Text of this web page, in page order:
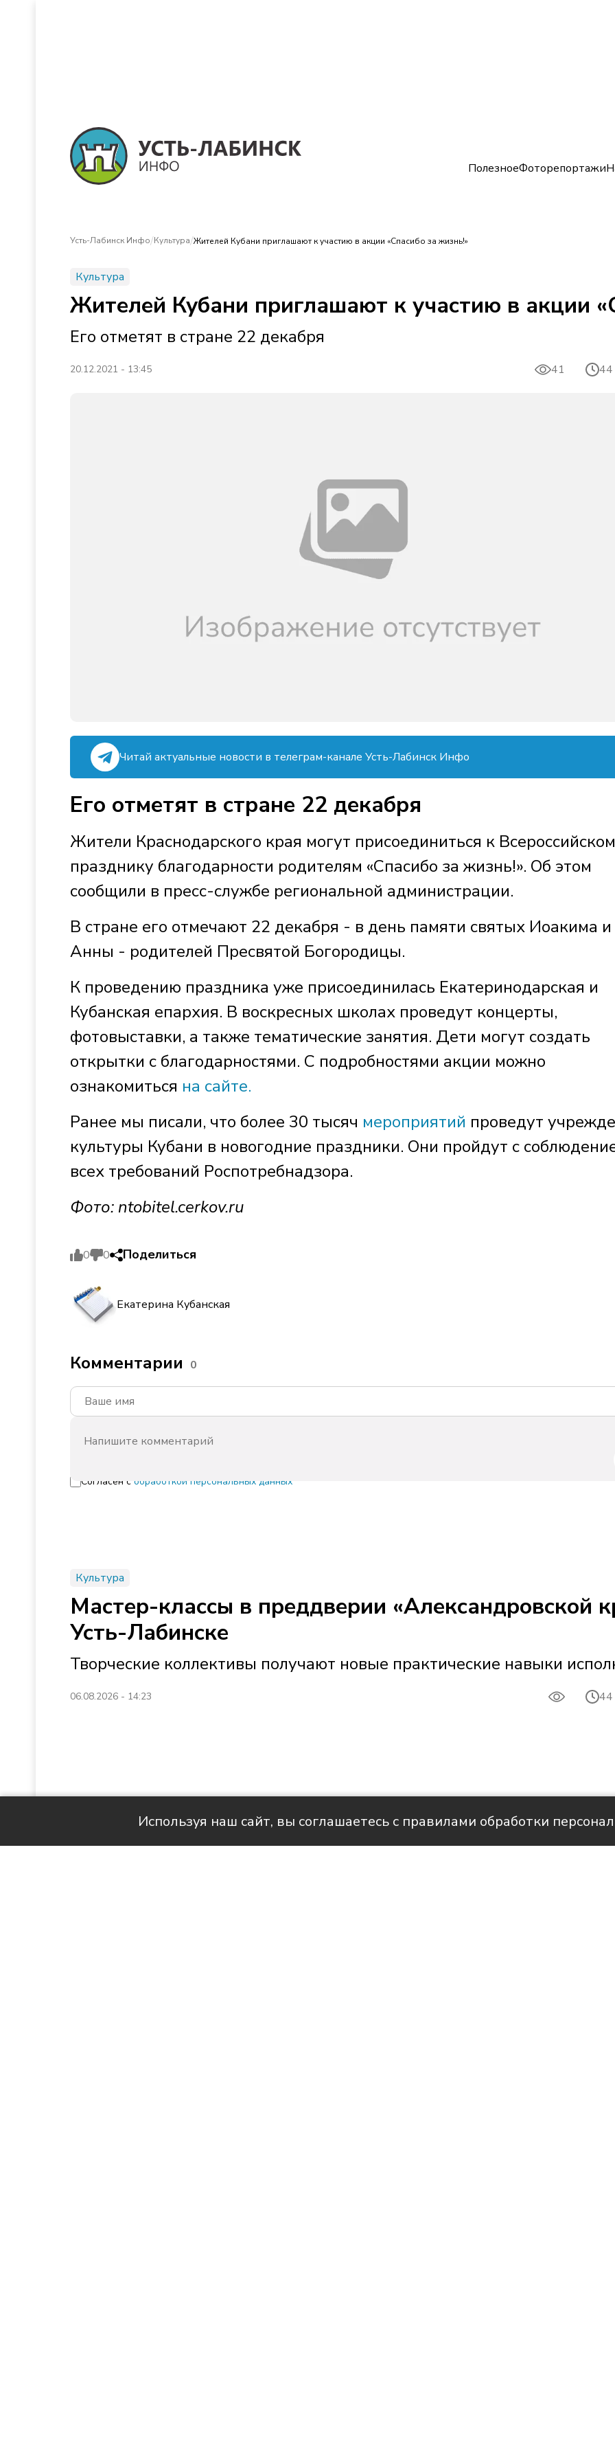
ПолезноеФоторепортажи
Усть-Лабинск Инфо/Культура/Жителей Кубани приглашают к участию в акции «Спасибо за жизнь!»
Культура
Жителей Кубани приглашают к участию в акции
Его отметят в стране 22 декабря
20.12.2021 - 13:45 41 44
Читай актуальные новости в телеграм-канале Усть-Лабинск Инфо
Его отметят в стране 22 декабря
Жители Краснодарского края могут присоединиться к
празднику благодарности родителям «Спасибо за жизнь!». Об этом
сообщили в пресс-службе региональной администрации.
В стране его отмечают 22 декабря - в день памяти святых Иоакима и
Анны - родителей Пресвятой Богородицы.
К проведению праздника уже присоединилась Екатеринодарская и
Кубанская епархия. В воскресных школах проведут концерты,
фотовыставки, а также тематические занятия. Дети могут создать
открытки с благодарностями. С подробностями акции можно
ознакомиться на сайте.
Ранее мы писали, что более 30 тысяч мероприятий проведут
культуры Кубани в новогодние праздники. Они пройдут с
всех требований Роспотребнадзора.
Фото: ntobitel.cerkov.ru
0 0 Поделиться
Екатерина Кубанская
Комментарии 0
Согласен с обработкой персональных данных
Культура
Мастер-классы в преддверии «Александровской
Усть-Лабинске
Творческие коллективы получают новые практические навыки
06.08.2026 - 14:23 43 44
Используя наш сайт, вы соглашаетесь с правилами обработки